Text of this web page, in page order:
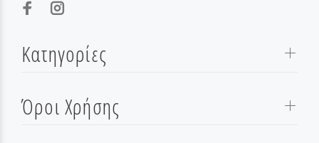
Κατηγορίες
Όροι Χρήσης